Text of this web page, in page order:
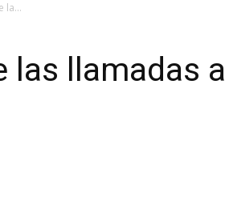
la...
las llamadas a